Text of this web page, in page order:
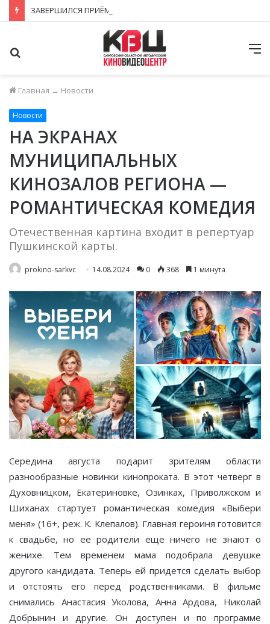
Главная → Новости
Новости
НА ЭКРАНАХ
МУНИЦИПАЛЬНЫХ
КИНОЗАЛОВ РЕГИОНА —
РОМАНТИЧЕСКАЯ КОМЕДИЯ
Отечественная картина входит в репертуар
Пушкинской карты.
prokino-sarkvc 14.08.2024 0 368 1 минута
Середина августа подарит зрителям области
разнообразные новинки кинопроката. В этот четверг в
Духовницком, Екатериновке, Озинках, Приволжском и
Шиханах стартует романтическая комедия «Выбери
меня» (16+, реж. К. Клепалов). Главная героиня готовится
к свадьбе, но ее родители еще ничего не знают о
женихе. Тем временем мама подобрала девушке
другого кандидата. Теперь ей придется сделать выбор
и отстоять его перед родственниками. В фильме
снимались Анастасия Уколова, Анна Ардова, Николай
Добрынин и другие. Он доступен и по программе